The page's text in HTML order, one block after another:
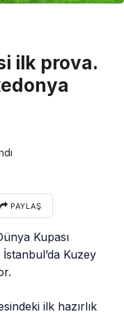
ilk prova.
PAYLAŞ
Kupası
İstanbul’da Kuzey
ilk hazırlık